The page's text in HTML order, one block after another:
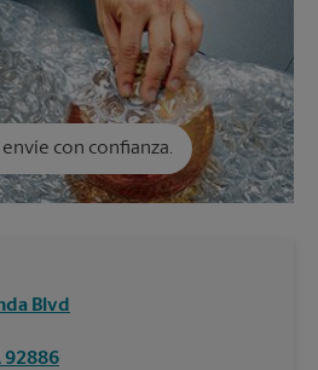
envíe con confianza.
Blvd
92886